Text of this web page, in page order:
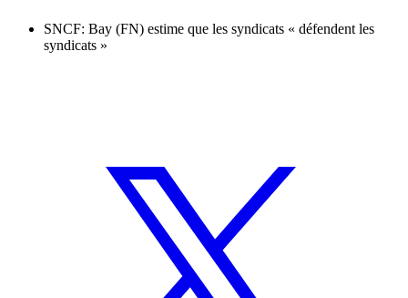
SNCF: Bay (FN) estime que les syndicats « défendent les
syndicats »